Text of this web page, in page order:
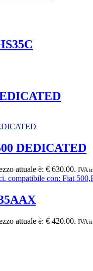
DEDICATED
attuale è: € 630.00. IVA
attuale è: € 420.00. IVA